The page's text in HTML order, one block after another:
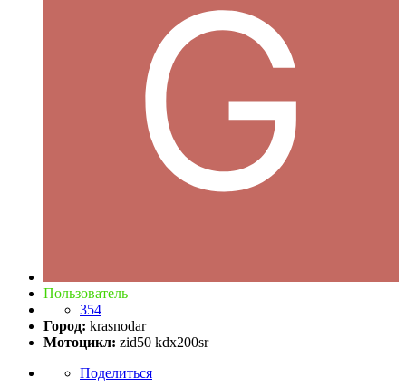
Пользователь
354
Город: krasnodar
Мотоцикл: zid50 kdx200sr
Поделиться